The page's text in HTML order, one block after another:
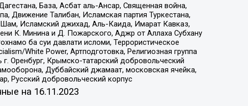
База, Асбат аль-Ансар, Священная война,
Движение Талибан, Исламская партия Туркестана,
Исламский джихад, Аль-Каида, Имарат Кавказ,
К. Минина и Д. Пожарского, Аджр от Аллаха Субхану
ба суи давлати исломи, Террористическое
White Power, Артподготовка, Религиозная группа
Оренбург, Крымско-татарский добровольческий
Дуббайский джамаат, московская ячейка,
Русский добровольческий корпус
на 16.11.2023